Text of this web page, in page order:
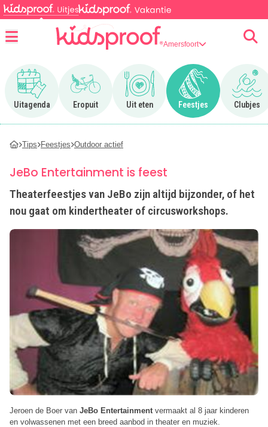
Amersfoort
Uitagenda
Ga naar Uitagenda
Eropuit
Ga naar Eropuit
Uit eten
Ga naar Uit eten
Feestjes
Ga naar Feestjes
Clubjes
Ga
Tips Feestjes Outdoor actief
JeBo Entertainment is feest
Theaterfeestjes van JeBo zijn altijd bijzonder, of het
nou gaat om kindertheater of circusworkshops.
Jeroen de Boer van JeBo Entertainmentvermaakt al 8 jaar kinderen
en volwassenen met een breed aanbod in theater en muziek.